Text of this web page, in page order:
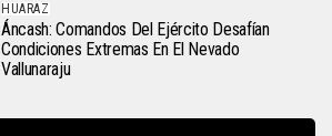
HUARAZ
Áncash: Comandos Del Ejército Desafían
Condiciones Extremas En El Nevado
Vallunaraju